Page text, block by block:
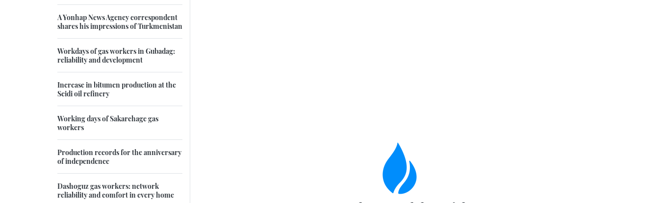
A Yonhap News Agency correspondent
shares his impressions of Turkmenistan
Workdays of gas workers in Gubadag:
reliability and development
Increase in bitumen production at the
Seidi oil refinery
Working days of Sakarchage gas
workers
Production records for the anniversary
of independence
Dashoguz gas workers: network
reliability and comfort in every home